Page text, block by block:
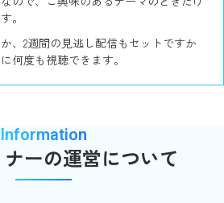
。
、2週間の見逃し配信もセットですか
何度も視聴できます。
Information
ーの運営について